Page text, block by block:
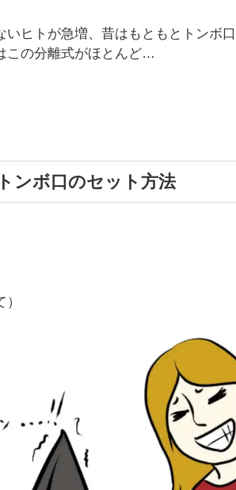
いヒトが急増、昔はもともとトンボ
この分離式がほとんど…
ンボ口のセット方法